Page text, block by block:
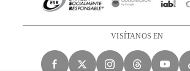
VISÍTANOS EN